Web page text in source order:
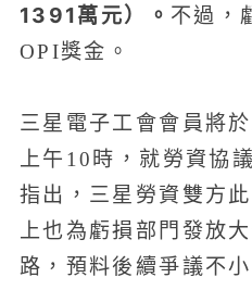
1391萬元）。 不過，
OPI獎金。
三星電子工會會員將
上午10時，就勞資協
指出，三星勞資雙方
上也為虧損部門發放
路，預料後續爭議不